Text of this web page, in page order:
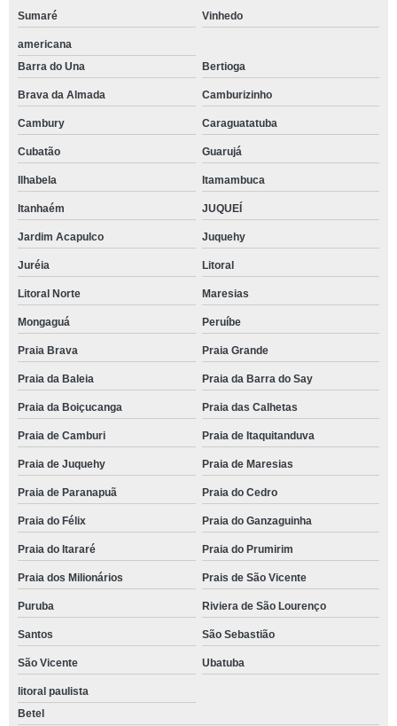
Sumaré Vinhedo
americana
Barra do Una
Bertioga
Brava da Almada Camburizinho
Cambury Caraguatatuba
Cubatão Guarujá
Ilhabela Itamambuca
Itanhaém JUQUEÍ
Jardim Acapulco Juquehy
Juréia Litoral
Litoral Norte Maresias
Mongaguá Peruíbe
Praia Brava Praia Grande
Praia da Baleia Praia da Barra do Say
Praia da Boiçucanga Praia das Calhetas
Praia de Camburi Praia de Itaquitanduva
Praia de Juquehy Praia de Maresias
Praia de Paranapuã Praia do Cedro
Praia do Félix Praia do Ganzaguinha
Praia do Itararé Praia do Prumirim
Praia dos Milionários Prais de São Vicente
Puruba Riviera de São Lourenço
Santos São Sebastião
São Vicente Ubatuba
litoral paulista
Betel